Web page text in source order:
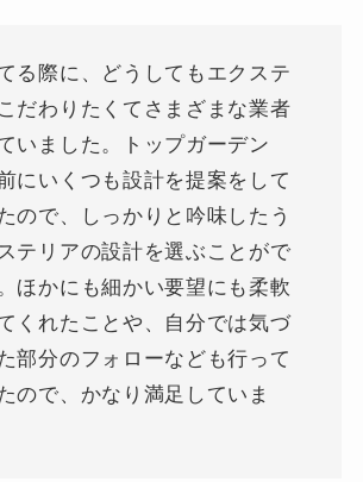
る際に、どうしてもエクステ
だわりたくてさまざまな業者
いました。トップガーデン
にいくつも設計を提案をして
ので、しっかりと吟味したう
テリアの設計を選ぶことがで
ほかにも細かい要望にも柔軟
くれたことや、自分では気づ
部分のフォローなども行って
ので、かなり満足していま